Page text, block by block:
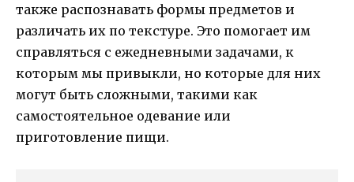
также распознавать формы предметов и
различать их по текстуре. Это помогает им
справляться с ежедневными задачами, к
которым мы привыкли, но которые для них
могут быть сложными, такими как
самостоятельное одевание или
приготовление пищи.